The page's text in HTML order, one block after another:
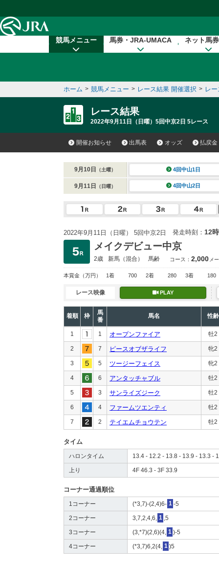
競馬メニュー 馬券・JRA-UMACA ネット馬
ホーム > 競馬メニュー > レース結果 開催選択 > レ
レース結果
2022年9月11日（日曜）5回中京2日 5レース
開催お知らせ 出馬表 オッズ 払戻金
9月10日 （土曜） 4回中山1日
9月11日 （日曜） 4回中山2日
2022年9月11日（日曜） 5回中京2日 発走時刻： 12
メイクデビュー中京
2歳 新馬 （混合） 馬齢 コース： 2,000 メ
本賞金 （万円） 1着 700 2着 280 3着 180
レース映像 PLAY
着順 枠
馬
番
馬名 性齢
1 1 オープンファイア 牡2
2 7 ピースオブザライフ 牝2
3 5 ツージーフェイス 牝2
4 6 アンタッチャブル 牡2
5 3 サンライズジーク 牡2
6 4 ファームツエンティ 牡2
7 2 テイエムチョウテン 牡2
タイム
ハロンタイム 13.4 - 12.2 - 13.8 - 13.9 - 13.3 -
上り 4F 46.3 - 3F 33.9
コーナー通過順位
1コーナー (*3,7)-(2,4)6- 1 -5
2コーナー 3,7,2,4,6, 1 ,5
3コーナー (3,*7)(2,6)(4, 1 )-5
4コーナー (*3,7)6,2(4, 1 )5